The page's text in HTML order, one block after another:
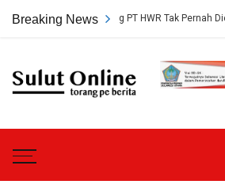
Breaking News
Tambang PT HWR Tak Pernah Dievaluasi
Sulut